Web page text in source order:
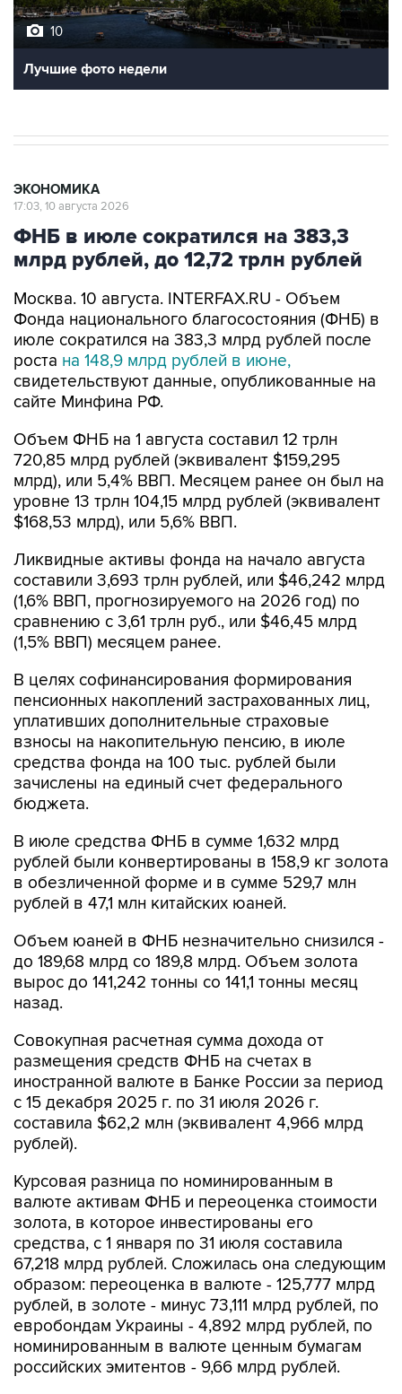
10
Лучшие фото недели
ЭКОНОМИКА
17:03, 10 августа 2026
ФНБ в июле сократился на 383,3
млрд рублей, до 12,72 трлн рублей
Москва. 10 августа. INTERFAX.RU - Объем
Фонда национального благосостояния (ФНБ) в
июле сократился на 383,3 млрд рублей после
роста на 148,9 млрд рублей в июне,
свидетельствуют данные, опубликованные на
сайте Минфина РФ.
Объем ФНБ на 1 августа составил 12 трлн
720,85 млрд рублей (эквивалент $159,295
млрд), или 5,4% ВВП. Месяцем ранее он был на
уровне 13 трлн 104,15 млрд рублей (эквивалент
$168,53 млрд), или 5,6% ВВП.
Ликвидные активы фонда на начало августа
составили 3,693 трлн рублей, или $46,242 млрд
(1,6% ВВП, прогнозируемого на 2026 год) по
сравнению с 3,61 трлн руб., или $46,45 млрд
(1,5% ВВП) месяцем ранее.
В целях софинансирования формирования
пенсионных накоплений застрахованных лиц,
уплативших дополнительные страховые
взносы на накопительную пенсию, в июле
средства фонда на 100 тыс. рублей были
зачислены на единый счет федерального
бюджета.
В июле средства ФНБ в сумме 1,632 млрд
рублей были конвертированы в 158,9 кг золота
в обезличенной форме и в сумме 529,7 млн
рублей в 47,1 млн китайских юаней.
Объем юаней в ФНБ незначительно снизился -
до 189,68 млрд со 189,8 млрд. Объем золота
вырос до 141,242 тонны со 141,1 тонны месяц
назад.
Совокупная расчетная сумма дохода от
размещения средств ФНБ на счетах в
иностранной валюте в Банке России за период
с 15 декабря 2025 г. по 31 июля 2026 г.
составила $62,2 млн (эквивалент 4,966 млрд
рублей).
Курсовая разница по номинированным в
валюте активам ФНБ и переоценка стоимости
золота, в которое инвестированы его
средства, с 1 января по 31 июля составила
67,218 млрд рублей. Сложилась она следующим
образом: переоценка в валюте - 125,777 млрд
рублей, в золоте - минус 73,111 млрд рублей, по
евробондам Украины - 4,892 млрд рублей, по
номинированным в валюте ценным бумагам
российских эмитентов - 9,66 млрд рублей.